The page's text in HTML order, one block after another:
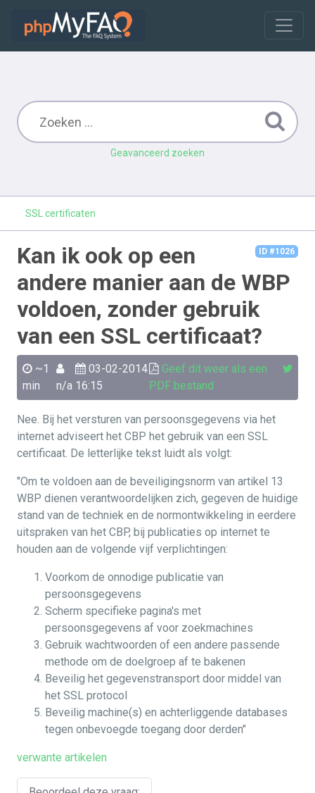
Geavanceerd zoeken
SSL certificaten
ID #1026
Kan ik ook op een
andere manier aan de WBP
voldoen, zonder gebruik
van een SSL certificaat?
~1
min
n/a
03-02-2014
16:15
Geef dit weer als een
PDF bestand
Nee. Bij het versturen van persoonsgegevens via het
internet adviseert het CBP het gebruik van een SSL
certificaat. De letterlijke tekst luidt als volgt:
"Om te voldoen aan de beveiligingsnorm van artikel 13
WBP dienen verantwoordelijken zich, gegeven de huidige
stand van de techniek en de normontwikkeling in eerdere
uitspraken van het CBP, bij publicaties op internet te
houden aan de volgende vijf verplichtingen:
Voorkom de onnodige publicatie van
persoonsgegevens
Scherm specifieke pagina's met
persoonsgegevens af voor zoekmachines
Gebruik wachtwoorden of een andere passende
methode om de doelgroep af te bakenen
Beveilig het gegevenstransport door middel van
het SSL protocol
Beveilig machine(s) en achterliggende databases
tegen onbevoegde toegang door derden"
verwante artikelen